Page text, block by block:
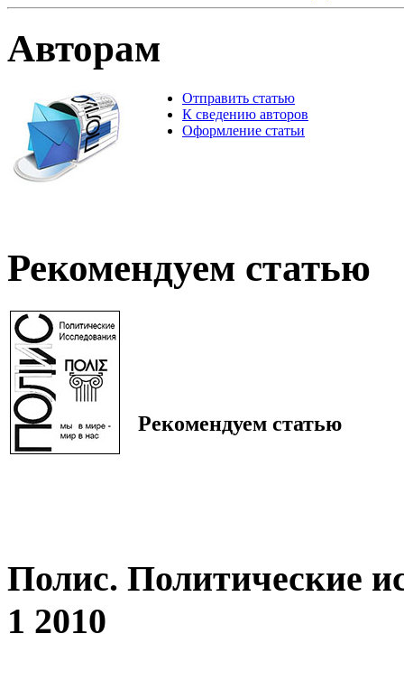
Авторам
Отправить статью
К сведению авторов
Оформление статьи
Рекомендуем статью
Рекомендуем статью
Полис. Политические
1 2010